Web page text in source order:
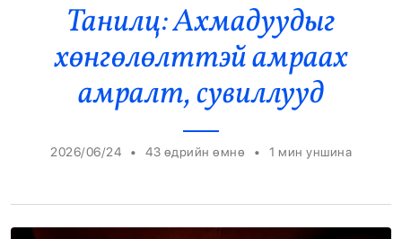
Нийтлэлчийн Булан
Эрүүл Мэнд
Орон Нутаг
Спорт
Энтертайнмент
Танилц: Ахмадуудыг
хөнгөлөлттэй амраах
амралт, сувиллууд
2026/06/24 • 43 өдрийн өмнө • 1 мин уншина